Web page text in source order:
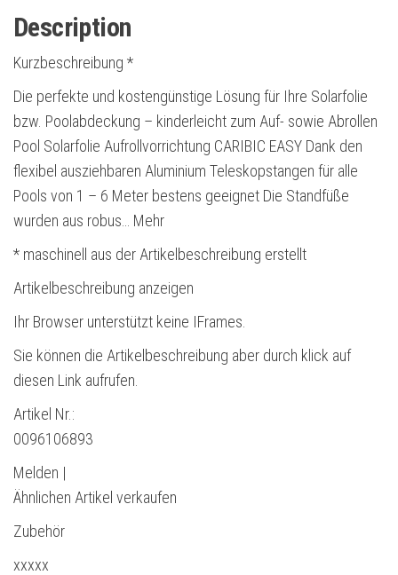
Description
Kurzbeschreibung *
Die perfekte und kostengünstige Lösung für Ihre Solarfolie
bzw. Poolabdeckung – kinderleicht zum Auf- sowie Abrollen
Pool Solarfolie Aufrollvorrichtung CARIBIC EASY Dank den
flexibel ausziehbaren Aluminium Teleskopstangen für alle
Pools von 1 – 6 Meter bestens geeignet Die Standfüße
wurden aus robus… Mehr
* maschinell aus der Artikelbeschreibung erstellt
Artikelbeschreibung anzeigen
Ihr Browser unterstützt keine IFrames.
Sie können die Artikelbeschreibung aber durch klick auf
diesen Link aufrufen.
Artikel Nr.:
0096106893
Melden |
Ähnlichen Artikel verkaufen
Zubehör
xxxxx